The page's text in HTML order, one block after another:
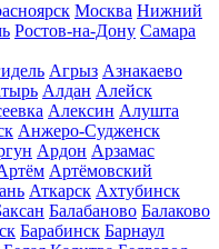
Москва Нижний
Ростов-на-Дону Самара
Агрыз Азнакаево
Алдан Алейск
Алексин Алушта
Анжеро-Судженск
Ардон Арзамас
Артёмовский
Аткарск Ахтубинск
Балабаново Балаково
Барабинск Барнаул